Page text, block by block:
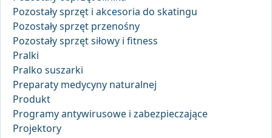
Pozostały sprzęt i akcesoria do skatingu
Pozostały sprzęt przenośny
Pozostały sprzęt siłowy i fitness
Pralki
Pralko suszarki
Preparaty medycyny naturalnej
Produkt
Programy antywirusowe i zabezpieczające
Projektory